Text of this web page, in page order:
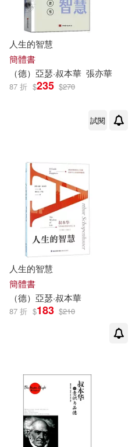
人生的智慧
簡體書
（德） 亞瑟·叔本華 張亦華
87 折 $235 $270
試閱
人生的智慧
簡體書
（德） 亞瑟·叔本華
87 折 $183 $210